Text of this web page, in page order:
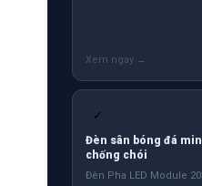
✓
Đèn sân bóng đá
chống chói
Đèn Pha LED Module